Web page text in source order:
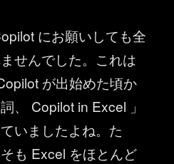
にお願いしても全
せんでした。これは
が出始めた頃か
、 Copilot in Excel 」
いましたよね。た
も Excel をほとんど